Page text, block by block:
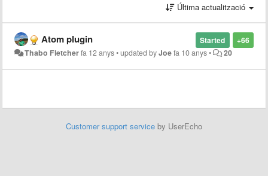
Última actualització
+66
Started
Atom plugin
Thabo Fletcherfa 12 anys•updated byJoefa 10 anys• 20
Customer support service by UserEcho